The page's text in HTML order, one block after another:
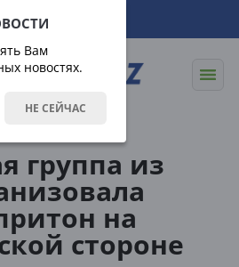
Вам
новостях.
НЕ СЕЙЧАС
группа из
на
стороне